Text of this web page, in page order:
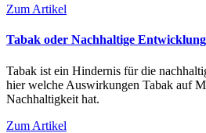
Zum Artikel
Tabak oder Nachhaltige Entwicklung
Tabak ist ein Hindernis für die
hier welche Auswirkungen Tabak auf
Nachhaltigkeit hat.
Zum Artikel